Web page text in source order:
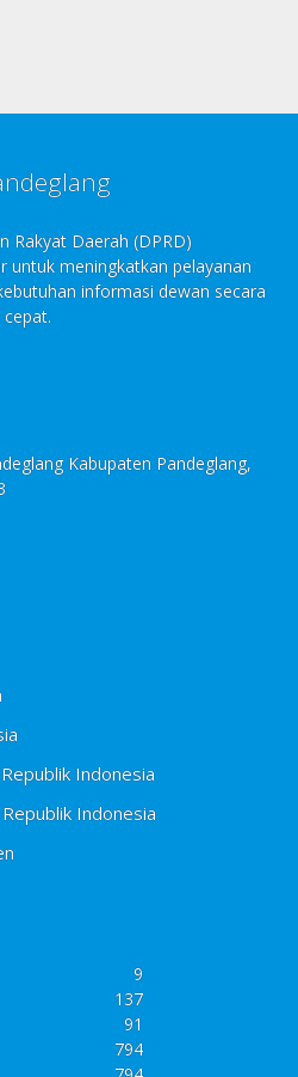
Rakyat Daerah (DPRD)
untuk meningkatkan pelayanan
informasi dewan secara
Kabupaten Pandeglang,
Indonesia
Indonesia
9
137
91
794